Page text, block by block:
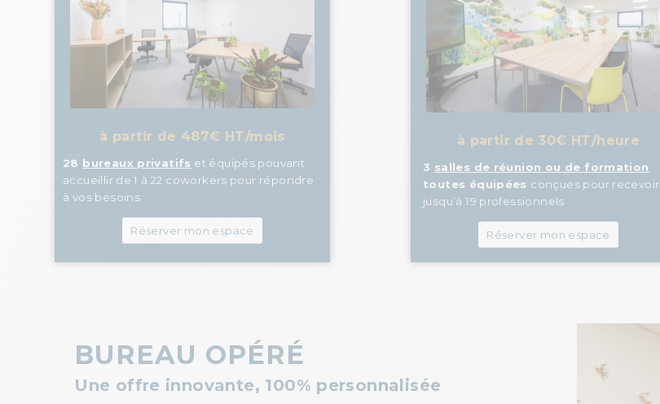
à partir de 487€ HT/mois
28 bureaux privatifs et équipés pouvant
accueillir de 1 à 22 coworkers pour répondre
à vos besoins
Réserver mon espace
à partir de 30€ HT/heure
3 salles de réunion ou de formation
toutes équipées conçues pour recevoir
jusqu’à 19 professionnels
Réserver mon espace
BUREAU OPÉRÉ
Une offre innovante, 100% personnalisée